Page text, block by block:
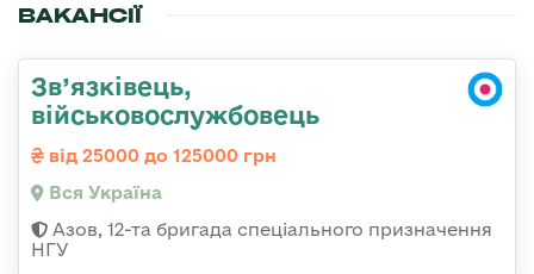
ВАКАНСІЇ
Зв’язківець,
військовослужбовець
від 25000 до 125000 грн
Вся Україна
Азов, 12-та бригада спеціального призначення
НГУ